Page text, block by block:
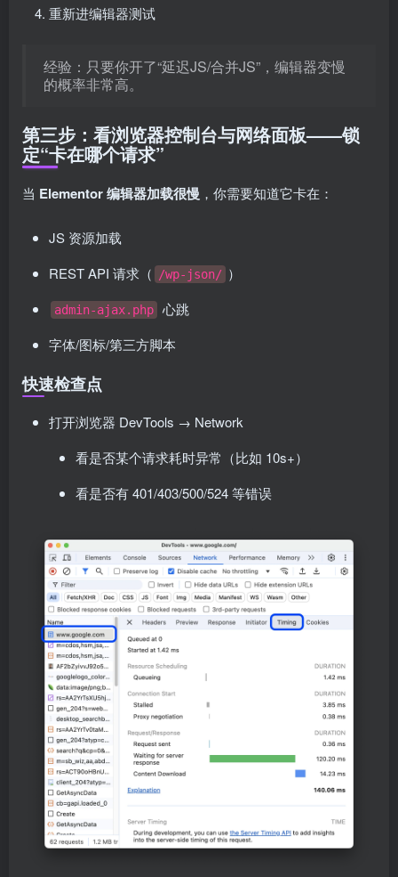
重新进编辑器测试
经验：只要你开了“延迟JS/合并JS”，编辑器变慢
的概率非常高。
第三步：看浏览器控制台与网络面板——锁
定“卡在哪个请求”
当 Elementor 编辑器加载很慢 ，你需要知道它卡在：
JS 资源加载
REST API 请求（
/wp-json/ ）
admin-ajax.php
心跳
字体/图标/第三方脚本
快速检查点
打开浏览器 DevTools → Network
看是否某个请求耗时异常（比如 10s+）
看是否有 401/403/500/524 等错误